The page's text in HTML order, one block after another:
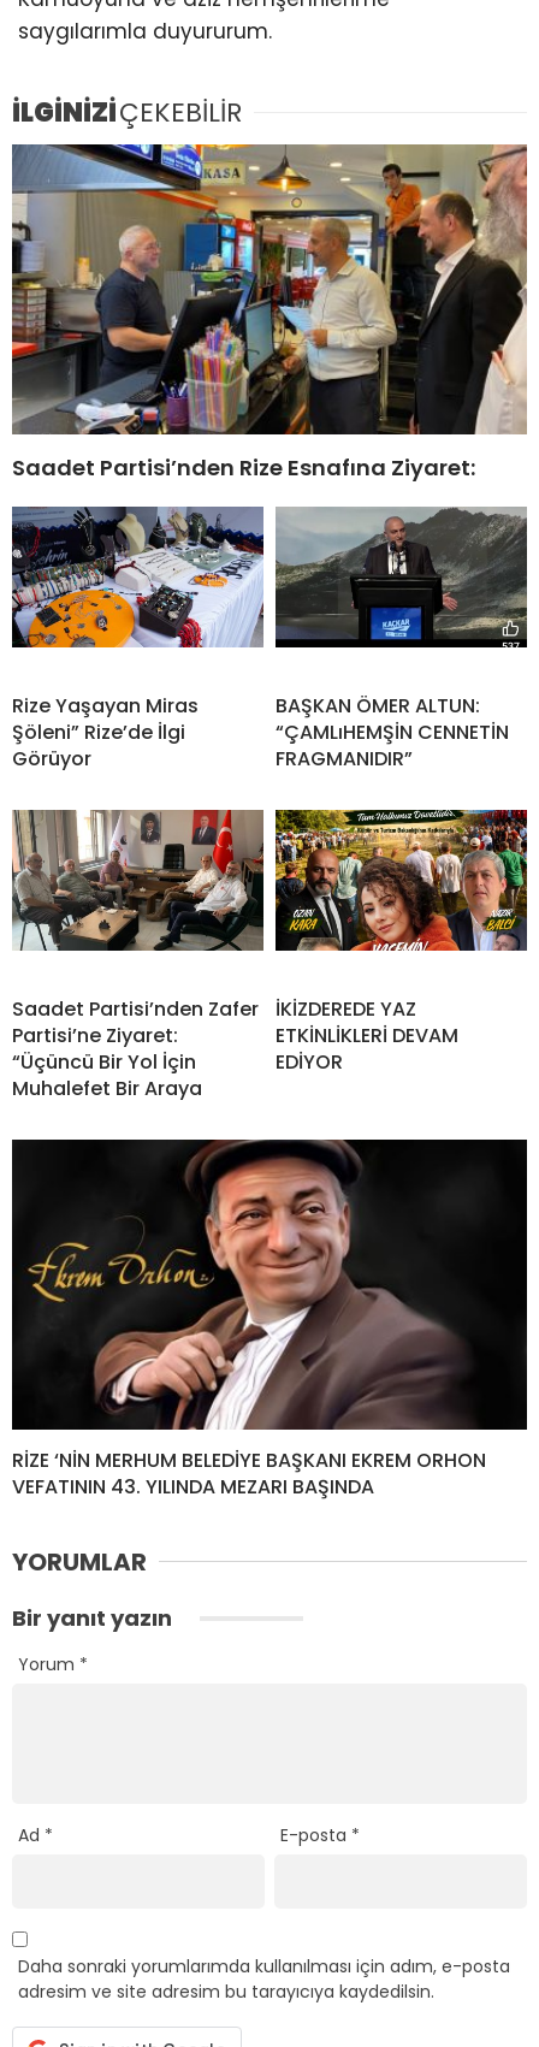
saygılarımla duyururum.
İLGİNİZİÇEKEBİLİR
Saadet Partisi’nden Rize Esnafına Ziyaret:
Rize Yaşayan Miras
Şöleni” Rize’de İlgi
Görüyor
BAŞKAN ÖMER ALTUN:
“ÇAMLıHEMŞİN CENNETİN
FRAGMANIDIR”
Saadet Partisi’nden Zafer
Partisi’ne Ziyaret:
“Üçüncü Bir Yol İçin
Muhalefet Bir Araya
İKİZDEREDE YAZ
ETKİNLİKLERİ DEVAM
EDİYOR
RİZE ‘NİN MERHUM BELEDİYE BAŞKANI EKREM ORHON
VEFATININ 43. YILINDA MEZARI BAŞINDA
YORUMLAR
Bir yanıt yazın
Yorum *
Ad * E-posta *
Daha sonraki yorumlarımda kullanılması için adım, e-posta
adresim ve site adresim bu tarayıcıya kaydedilsin.